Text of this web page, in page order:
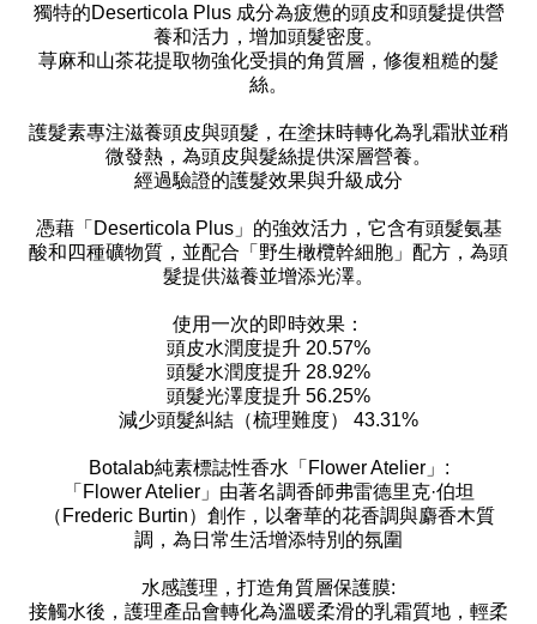
獨特的Deserticola Plus 成分為疲憊的頭皮和頭髮提供營
養和活力，增加頭髮密度。
荨麻和山茶花提取物強化受損的角質層，修復粗糙的髮
絲。
護髮素專注滋養頭皮與頭髮，在塗抹時轉化為乳霜狀並稍
微發熱，為頭皮與髮絲提供深層營養。
經過驗證的護髮效果與升級成分
憑藉「Deserticola Plus」的強效活力，它含有頭髮氨基
酸和四種礦物質，並配合「野生橄欖幹細胞」配方，為頭
髮提供滋養並增添光澤。
使用一次的即時效果：
頭皮水潤度提升 20.57%
頭髮水潤度提升 28.92%
頭髮光澤度提升 56.25%
減少頭髮糾結（梳理難度） 43.31%
Botalab純素標誌性香水「Flower Atelier」:
「Flower Atelier」由著名調香師弗雷德里克·伯坦
（Frederic Burtin）創作，以奢華的花香調與麝香木質
調，為日常生活增添特別的氛圍
水感護理，打造角質層保護膜:
接觸水後，護理產品會轉化為溫暖柔滑的乳霜質地，輕柔